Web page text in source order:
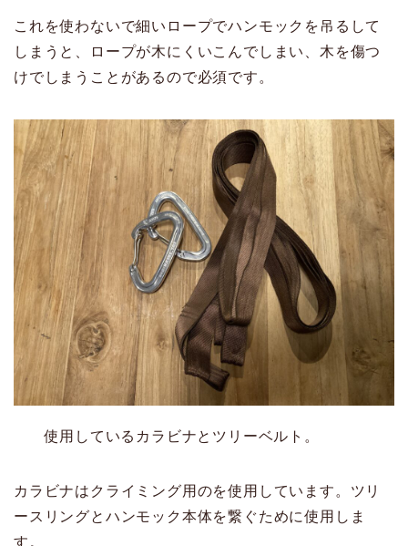
これを使わないで細いロープでハンモックを吊るして
しまうと、ロープが木にくいこんでしまい、木を傷つ
けでしまうことがあるので必須です。
使用しているカラビナとツリーベルト。
カラビナはクライミング用のを使用しています。ツリ
ースリングとハンモック本体を繋ぐために使用しま
す。